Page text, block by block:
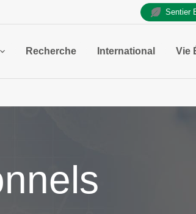
Sentier
Recherche International Vie